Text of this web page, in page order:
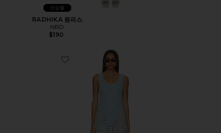
신상품
RADHIKA 원피스
NBD
$190
Favorite CASS 커버업